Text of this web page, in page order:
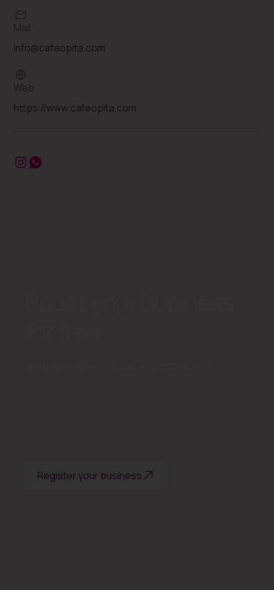
Mail
info@cafeopita.com
Web
https://www.cafeopita.com
Register your business